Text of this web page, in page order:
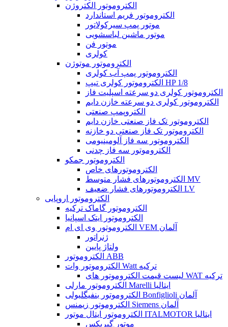
الکتروموتور الکتروژن
الکتروموتور فریم استاندارد
موتور پمپ سیرکولاتور
موتور ماشین لباسشویی
موتور فن
کولری
الکتروموتور موتوژن
الکتروموتور پمپ آب کولری
الکتروموتور کولری تیپ HP 1/8
الکتروموتور کولری دو سرعته اسپلیت فاز
الکتروموتور کولری دو سرعته خازن دایم
الکتروپمپ صنعتی
الکتروموتور تک فاز صنعتی خازن دایم
الکتروموتور تک فاز صنعتی دو خازنه
الکتروموتور سه فاز آلومینیومی
الکتروموتور سه فاز چدنی
الکتروموتور جمکو
الکتروموتورهای خاص
الکتروموتورهای فشار متوسط MV
الکتروموتورهای فشار ضعیف LV
الکتروموتور اروپایی
الکتروموتور گاماک ترکیه
الکتروموتور ایتک اسپانیا
الکتروموتور وی ای ام VEM آلمان
ژنراتور
ولتاژ پایین
الکتروموتور ABB
الکتروموتور وات Watt ترکیه
لیست قیمت الکتروموتور های WAT ترکیه
الکتروموتور مارلی Marelli ایتالیا
الکتروموتور بنفیگلیولی Bonfiglioli آلمان
الکتروموتور زیمنس Siemens آلمان
الکتروموتور ایتال موتور ITALMOTOR ایتالیا
موتور گیربکس